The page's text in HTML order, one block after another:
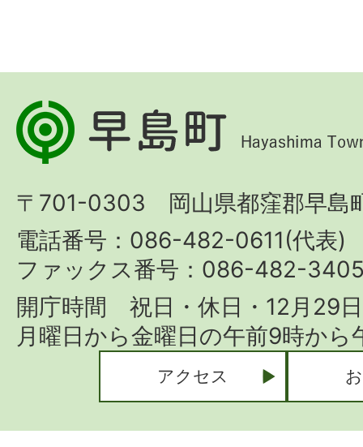
早
島
Hayashima
Town
〒701-0303 岡山県都窪郡早島
電話番号：086-482-0611(代表)
ファックス番号：086-482-
開庁時間 祝日・休日・12月29
月曜日から金曜日の午前9時か
アクセス